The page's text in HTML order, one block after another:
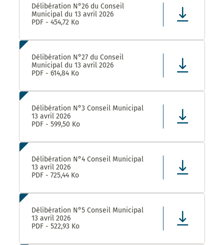
Délibération N°26 du Conseil
Municipal du 13 avril 2026
PDF - 454,72 Ko
Délibération N°27 du Conseil
Municipal du 13 avril 2026
PDF - 614,84 Ko
Délibération N°3 Conseil Municipal
13 avril 2026
PDF - 599,50 Ko
Délibération N°4 Conseil Municipal
13 avril 2026
PDF - 725,44 Ko
Délibération N°5 Conseil Municipal
13 avril 2026
PDF - 522,93 Ko